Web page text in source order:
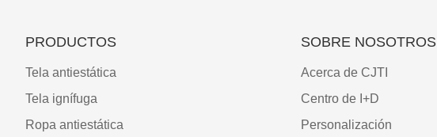
PRODUCTOS
Tela antiestática
Tela ignífuga
Ropa antiestática
SOBRE NOSOTROS
Acerca de CJTI
Centro de I+D
Personalización